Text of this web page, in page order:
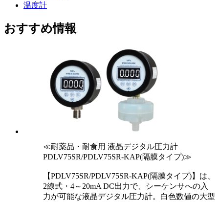
温度計
おすすめ情報
≪耐薬品・耐食用 液晶デジタル圧力計
PDLV75SR/PDLV75SR-KAP(隔膜タイプ)≫
【PDLV75SR/PDLV75SR-KAP(隔膜タイプ)】は、
2線式・4～20mA DC出力で、シーケンサへの入
力が可能な液晶デジタル圧力計。白色数値の大型